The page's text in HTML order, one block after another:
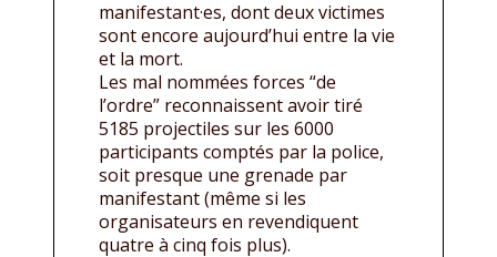
manifestant·es, dont deux victimes
sont encore aujourd’hui entre la vie
et la mort.
Les mal nommées forces “de
l’ordre” reconnaissent avoir tiré
5185 projectiles sur les 6000
participants comptés par la police,
soit presque une grenade par
manifestant (même si les
organisateurs en revendiquent
quatre à cinq fois plus).